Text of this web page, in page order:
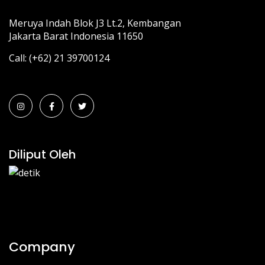
Meruya Indah Blok J3 Lt.2, Kembangan
Jakarta Barat Indonesia 11650
Call: (+62) 21 39700124
Diliput Oleh
Company